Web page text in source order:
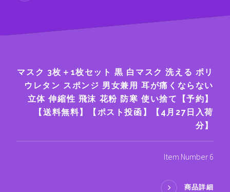
マスク 3枚＋1枚セット 黒 白マスク 洗える ポリ
ウレタン スポンジ 男女兼用 耳が痛くならない
立体 伸縮性 飛沫 花粉 防寒 使い捨て【予約】
【送料無料】【ポスト投函】【4月27日入荷
分】
Item Number 6
商品詳細